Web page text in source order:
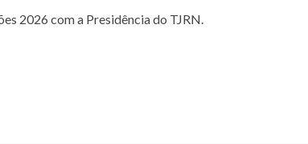
2026 com a Presidência do TJRN.